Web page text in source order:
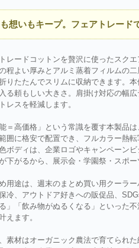
想いもキープ。フェアトレード
レードコットンを贅沢に使ったスクエ
程よい厚みとアルミ蒸着フィルムの
りたたんでスリムに収納できます。
る頼もしい大きさ。肩掛け対応の幅
レスを軽減します。
＝高価格」という常識を覆す本製品
囲に格安で配置でき、フルカラー熱
ボディは、企業ロゴやキャンペーン
下がるから、展示会・学園祭・スポ
用途は、週末のまとめ買い用クーラ
冷、アウトドア好きへの販促品、
」「飲み物がぬるくなる」といった
えます。
素材はオーガニック農法で育てられ